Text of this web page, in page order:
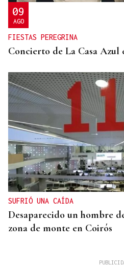
09
AGO
FIESTAS PEREGRINA
Concierto de La Casa Azul
SUFRIÓ UNA CAÍDA
Desaparecido un hombre
zona de monte en Coirós